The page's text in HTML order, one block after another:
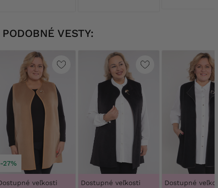
PODOBNÉ VESTY:
-27%
veľkosti Dostupné veľkosti Dostupné